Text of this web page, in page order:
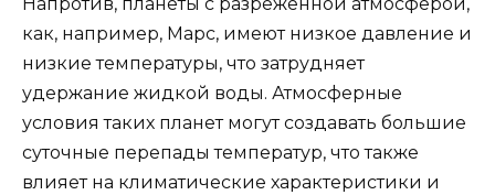
Напротив, планеты с разреженной атмосферой,
как, например, Марс, имеют низкое давление и
низкие температуры, что затрудняет
удержание жидкой воды. Атмосферные
условия таких планет могут создавать большие
суточные перепады температур, что также
влияет на климатические характеристики и